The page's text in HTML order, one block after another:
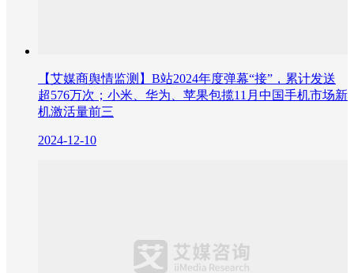
【艾媒商舆情监测】B站2024年度弹幕“接”，累计发送
超576万次；小米、华为、苹果包揽11月中国手机市场新
机激活量前三
2024-12-10